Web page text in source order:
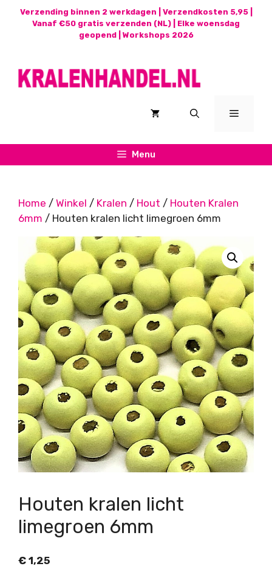
Verzending binnen 2 werkdagen | Verzendkosten 5,95 |
Vanaf €50 gratis verzenden (NL) | Elke woensdag
geopend | Workshops 2026
Menu
Menu
Home / Winkel / Kralen / Hout / Houten Kralen
6mm / Houten kralen licht limegroen 6mm
Houten kralen licht
limegroen 6mm
€ 1,25